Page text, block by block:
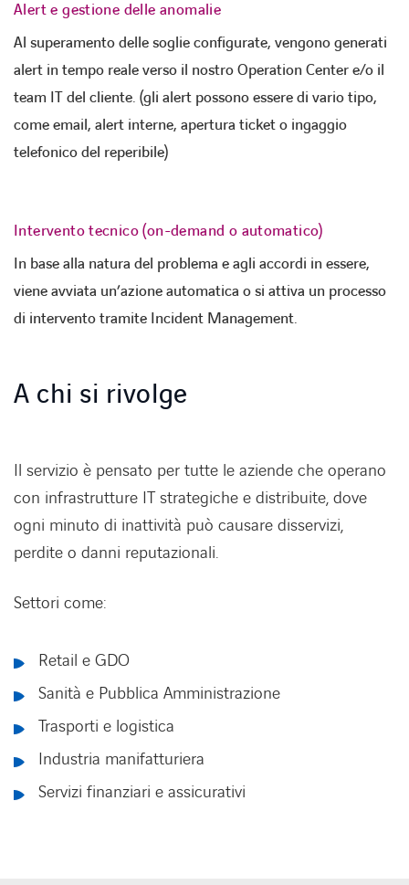
Alert e gestione delle anomalie
Al superamento delle soglie configurate, vengono generati
alert in tempo reale verso il nostro Operation Center e/o il
team IT del cliente. (gli alert possono essere di vario tipo,
come email, alert interne, apertura ticket o ingaggio
telefonico del reperibile)
Intervento tecnico (on-demand o automatico)
In base alla natura del problema e agli accordi in essere,
viene avviata un’azione automatica o si attiva un processo
di intervento tramite Incident Management.
A chi si rivolge
Il servizio è pensato per tutte le aziende che operano
con infrastrutture IT strategiche e distribuite, dove
ogni minuto di inattività può causare disservizi,
perdite o danni reputazionali.
Settori come:
Retail e GDO
Sanità e Pubblica Amministrazione
Trasporti e logistica
Industria manifatturiera
Servizi finanziari e assicurativi